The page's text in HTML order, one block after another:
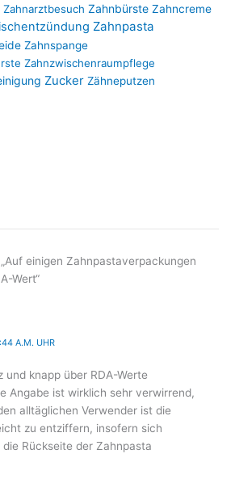
Zahnarztbesuch Zahnbürste Zahncreme
Zahnpasta
Zahnspange
Zahnzwischenraumpflege
Zucker Zähneputzen
einigen Zahnpastaverpackungen
Wert“
A.M. UHR
und knapp über RDA-Werte
Angabe ist wirklich sehr verwirrend,
alltäglichen Verwender ist die
zu entziffern, insofern sich
Rückseite der Zahnpasta